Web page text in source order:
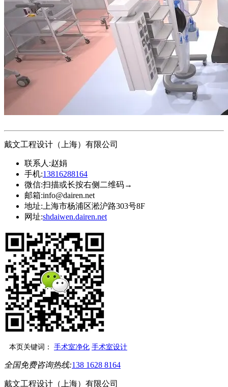
戴文工程设计（上海）有限公司
联系人:赵娟
手机:13816288164
微信:扫描或长按右侧二维码→
邮箱:info@dairen.net
地址: 上海市杨浦区淞沪路303号8F
网址:shdaiwen.dairen.net
本页关键词： 手术室净化 手术室设计
全国免费咨询热线:138 1628 8164
戴文工程设计（上海）有限公司